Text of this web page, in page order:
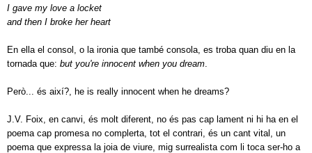
I gave my love a locket
and then I broke her heart
En ella el consol, o la ironia que també consola, es troba quan diu en la
tornada que: but you're innocent when you dream
Però... és així?, he is really innocent when he dreams?
J.V. Foix, en canvi, és molt diferent, no és pas cap lament ni hi ha en el
poema cap promesa no complerta, tot el contrari, és un cant vital, un
poema que expressa la joia de viure, mig surrealista com li toca ser-ho a